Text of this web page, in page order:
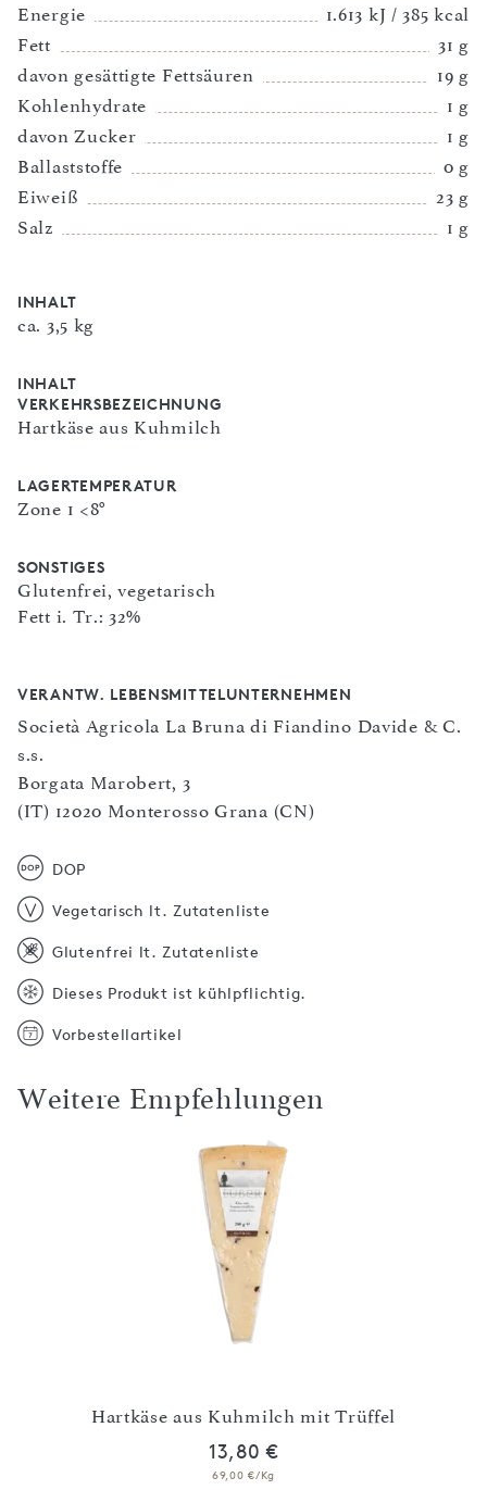
Energie
1.613 kJ / 385 kcal
Fett
31 g
davon gesättigte Fettsäuren
19 g
Kohlenhydrate
1 g
davon Zucker
1 g
Ballaststoffe
0 g
Eiweiß
23 g
Salz
1 g
INHALT
ca. 3,5 kg
INHALT
VERKEHRSBEZEICHNUNG
Hartkäse aus Kuhmilch
LAGERTEMPERATUR
Zone 1 <8°
SONSTIGES
Glutenfrei, vegetarisch
Fett i. Tr.: 32%
VERANTW. LEBENSMITTELUNTERNEHMEN
Società Agricola La Bruna di Fiandino Davide & C.
s.s.
Borgata Marobert, 3
(IT) 12020 Monterosso Grana (CN)
DOP
Vegetarisch lt. Zutatenliste
Glutenfrei lt. Zutatenliste
Dieses Produkt ist kühlpflichtig.
Vorbestellartikel
Weitere Empfehlungen
Hartkäse aus Kuhmilch mit Trüffel
13,80 €
69,00 €/Kg